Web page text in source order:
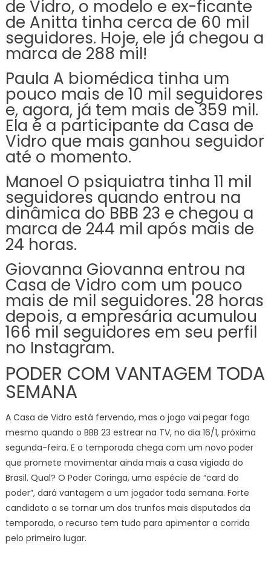
de Vidro, o modelo e ex-ficante
de Anitta tinha cerca de 60 mil
seguidores. Hoje, ele já chegou a
marca de 288 mil!
Paula A biomédica tinha um
pouco mais de 10 mil seguidores
e, agora, já tem mais de 359 mil.
Ela é a participante da Casa de
Vidro que mais ganhou seguidor
até o momento.
Manoel O psiquiatra tinha 11 mil
seguidores quando entrou na
dinâmica do BBB 23 e chegou a
marca de 244 mil após mais de
24 horas.
Giovanna Giovanna entrou na
Casa de Vidro com um pouco
mais de mil seguidores. 28 horas
depois, a empresária acumulou
166 mil seguidores em seu perfil
no Instagram.
PODER COM VANTAGEM TODA
SEMANA
A Casa de Vidro está fervendo, mas o jogo vai pegar fogo
mesmo quando o BBB 23 estrear na TV, no dia 16/1, próxima
segunda-feira. E a temporada chega com um novo poder
que promete movimentar ainda mais a casa vigiada do
Brasil. Qual? O Poder Coringa, uma espécie de “card do
poder”, dará vantagem a um jogador toda semana. Forte
candidato a se tornar um dos trunfos mais disputados da
temporada, o recurso tem tudo para apimentar a corrida
pelo primeiro lugar.